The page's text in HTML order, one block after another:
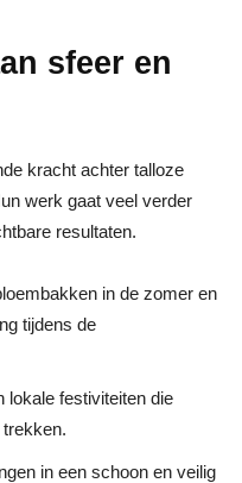
sfeer en
kracht achter talloze
werk gaat veel verder
resultaten.
in de zomer en
tijdens de
lokale festiviteiten die
in een schoon en veilig